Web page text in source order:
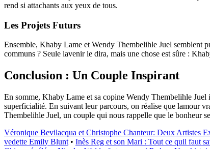
rend si attachants aux yeux de tous.
Les Projets Futurs
Ensemble, Khaby Lame et Wendy Thembelihle Juel semblent
communs ? Seule lavenir le dira, mais une chose est sûre :
Conclusion : Un Couple Inspirant
En somme, Khaby Lame et sa copine Wendy Thembelihle
superficialité. En suivant leur parcours, on réalise que lamour
Thembelihle Juel, un couple qui nous rappelle que le bonheur
Véronique Bevilacqua et Christophe Chanteur: Deux Artistes
vedette Emily Blunt • Inès Reg et son Mari : Tout ce quil faut